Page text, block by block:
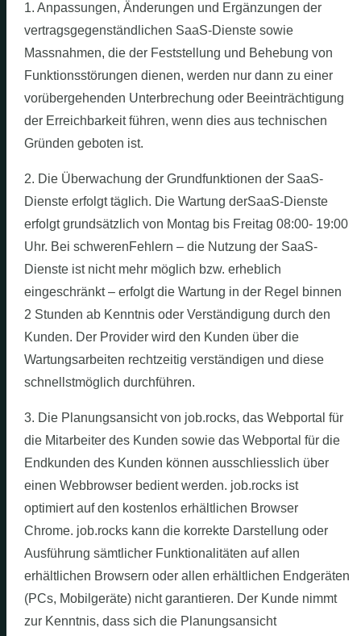
1. Anpassungen, Änderungen und Ergänzungen der
vertragsgegenständlichen SaaS-Dienste sowie
Massnahmen, die der Feststellung und Behebung von
Funktionsstörungen dienen, werden nur dann zu einer
vorübergehenden Unterbrechung oder Beeinträchtigung
der Erreichbarkeit führen, wenn dies aus technischen
Gründen geboten ist.
2. Die Überwachung der Grundfunktionen der SaaS-
Dienste erfolgt täglich. Die Wartung derSaaS-Dienste
erfolgt grundsätzlich von Montag bis Freitag 08:00- 19:00
Uhr. Bei schwerenFehlern – die Nutzung der SaaS-
Dienste ist nicht mehr möglich bzw. erheblich
eingeschränkt – erfolgt die Wartung in der Regel binnen
2 Stunden ab Kenntnis oder Verständigung durch den
Kunden. Der Provider wird den Kunden über die
Wartungsarbeiten rechtzeitig verständigen und diese
schnellstmöglich durchführen.
3. Die Planungsansicht von job.rocks, das Webportal für
die Mitarbeiter des Kunden sowie das Webportal für die
Endkunden des Kunden können ausschliesslich über
einen Webbrowser bedient werden. job.rocks ist
optimiert auf den kostenlos erhältlichen Browser
Chrome. job.rocks kann die korrekte Darstellung oder
Ausführung sämtlicher Funktionalitäten auf allen
erhältlichen Browsern oder allen erhältlichen Endgeräten
(PCs, Mobilgeräte) nicht garantieren. Der Kunde nimmt
zur Kenntnis, dass sich die Planungsansicht